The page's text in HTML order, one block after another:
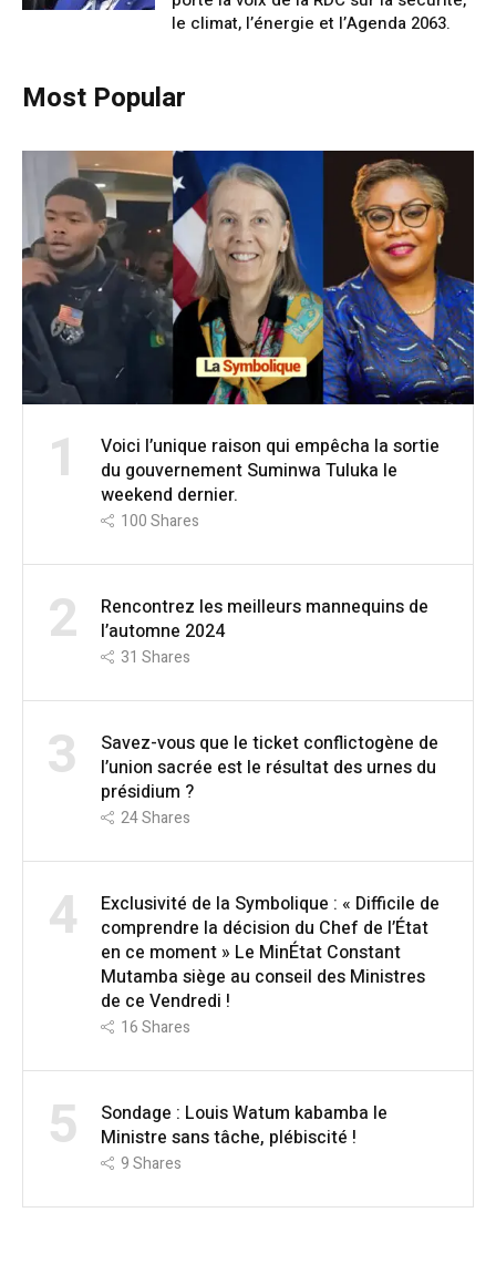
le climat, l’énergie et l’Agenda 2063.
Most Popular
1
Voici l’unique raison qui empêcha la sortie
du gouvernement Suminwa Tuluka le
weekend dernier.
100Shares
2
Rencontrez les meilleurs mannequins de
l’automne 2024
31 Shares
3
Savez-vous que le ticket conflictogène de
l’union sacrée est le résultat des urnes du
présidium ?
24Shares
4
Exclusivité de la Symbolique : « Difficile de
comprendre la décision du Chef de l’État
en ce moment » Le MinÉtat Constant
Mutamba siège au conseil des Ministres
de ce Vendredi !
16Shares
5
Sondage : Louis Watum kabamba le
Ministre sans tâche, plébiscité !
9Shares